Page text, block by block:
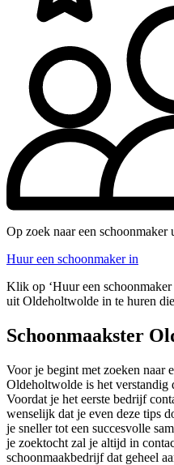
Op zoek naar een
Huur een schoonmaker in
Klik op ‘Huur een schoonmaker
uit Oldeholtwolde in te huren
Schoonmaakster
Voor je begint met zoeken naar
Oldeholtwolde is het verstandig
Voordat je het eerste bedrijf
wenselijk dat je even deze tips
je sneller tot een succesvolle
je zoektocht zal je altijd in
schoonmaakbedrijf dat geheel